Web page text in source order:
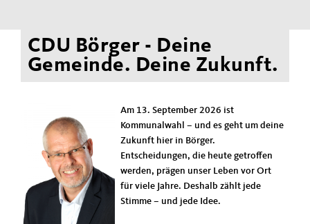
Austauschen. Anregen. Mitmachen.
Wir freuen uns auf nette Gespräche und eure Ideen für
Börger.
#SaveTheDate#Börger #CDUBörger #Kommunalpolitik
CDU Börger - Deine
Gemeinde. Deine Zukunft.
Am 13. September 2026 ist
Kommunalwahl – und es geht um deine
Zukunft hier in Börger.
Entscheidungen, die heute getroffen
werden, prägen unser Leben vor Ort
für viele Jahre. Deshalb zählt jede
Stimme – und jede Idee.